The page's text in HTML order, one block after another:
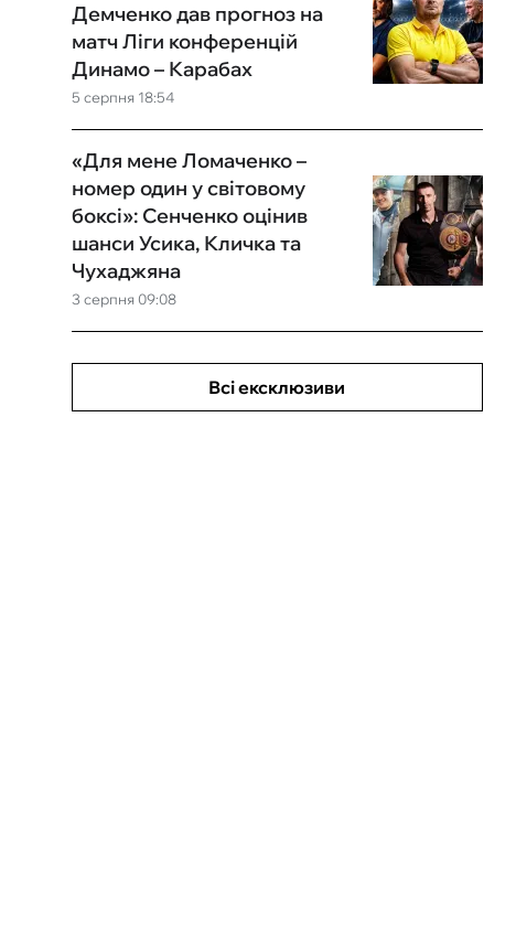
5 серпня 18:54
Демченко дав прогноз на
матч Ліги конференцій
Динамо – Карабах
3 серпня 09:08
«Для мене Ломаченко –
номер один у світовому
боксі»: Сенченко оцінив
шанси Усика, Кличка та
Чухаджяна
Всі ексклюзиви